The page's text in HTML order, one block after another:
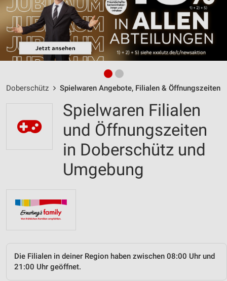
Doberschütz Spielwaren Angebote, Filialen & Öffnungszeiten
Spielwaren Filialen
und Öffnungszeiten
in Doberschütz und
Umgebung
Die Filialen in deiner Region haben zwischen 08:00 Uhr und
21:00 Uhr geöffnet.